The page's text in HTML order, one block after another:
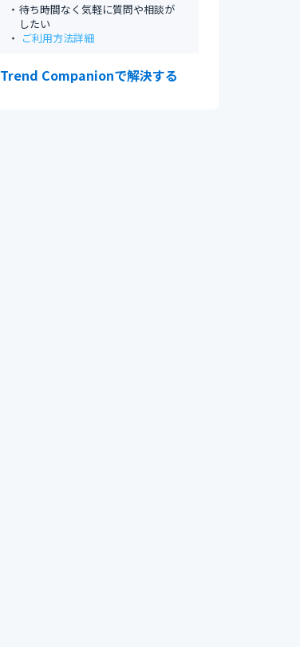
待ち時間なく気軽に質問や相談が
したい
ご利用方法詳細
Trend Companionで解決する